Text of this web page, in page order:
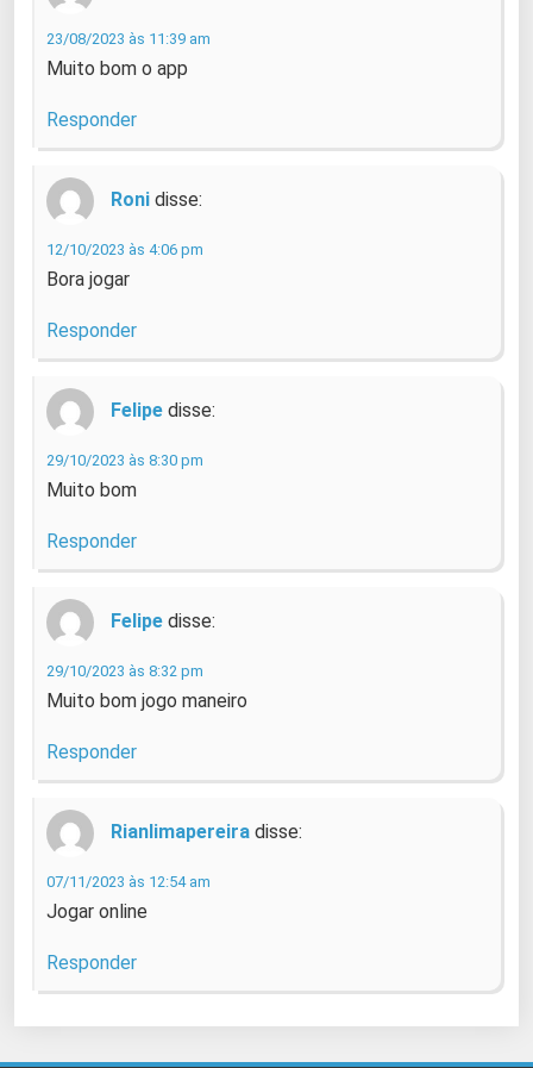
23/08/2023 às 11:39 am
Muito bom o app
Responder
Roni disse:
12/10/2023 às 4:06 pm
Bora jogar
Responder
Felipe disse:
29/10/2023 às 8:30 pm
Muito bom
Responder
Felipe disse:
29/10/2023 às 8:32 pm
Muito bom jogo maneiro
Responder
Rianlimapereira disse:
07/11/2023 às 12:54 am
Jogar online
Responder